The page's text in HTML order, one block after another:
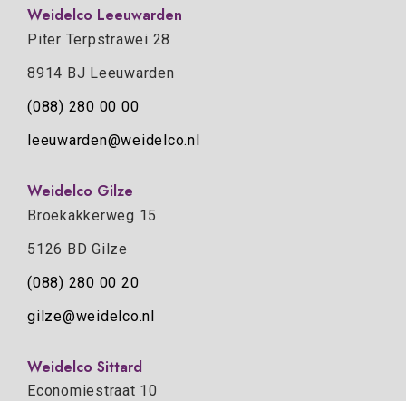
Weidelco Leeuwarden
Piter Terpstrawei 28
8914 BJ Leeuwarden
(088) 280 00 00
leeuwarden@weidelco.nl
Weidelco Gilze
Broekakkerweg 15
5126 BD Gilze
(088) 280 00 20
gilze@weidelco.nl
Weidelco Sittard
Economiestraat 10